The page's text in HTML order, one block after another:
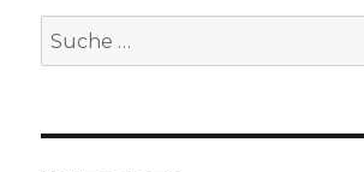
Ace
in
Suche
nach: